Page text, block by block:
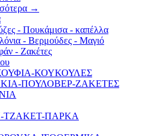
→
- Πουκάμισα - καπέλλα
- Βερμούδες - Μαγιό
- Ζακέτες
ΚΟΥΚΟΥΛΕΣ
ΠΟΥΛΟΒΕΡ-ΖΑΚΕΤΕΣ
ΠΑΡΚΑ